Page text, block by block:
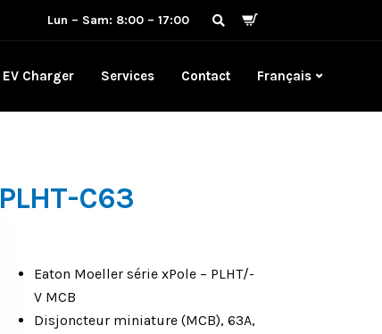
Lun – Sam: 8:00 – 17:00
EV Charger Services Contact Français
PLHT-C63
Eaton Moeller série xPole – PLHT/-
V MCB
Disjoncteur miniature (MCB), 63A,